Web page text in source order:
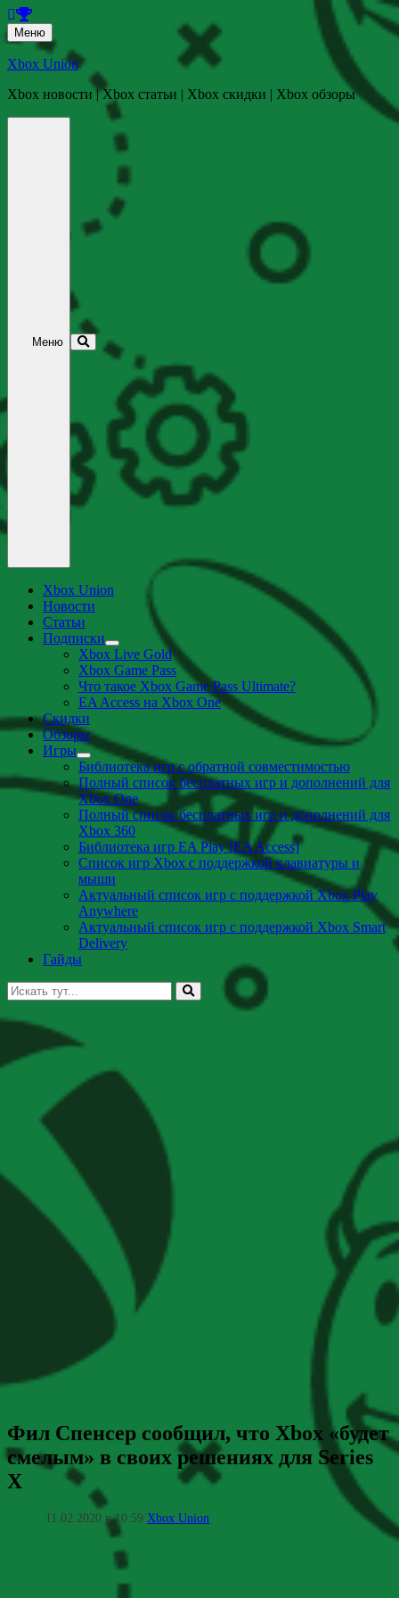
Меню Перейти
к
содержанию
Xbox Union
Xbox новости | Xbox статьи | Xbox скидки | Xbox обзоры
Меню
Перейти
содержанию
Xbox Union
Новости
Статьи
Подписки
раскрыть
дочернее
меню
Xbox Live Gold
Xbox Game Pass
Что такое Xbox Game Pass Ultimate?
EA Access на Xbox One
Скидки
Обзоры
Игры
раскрыть
дочернее
меню
Библиотека игр с обратной совместимостью
Полный список бесплатных игр и дополнений для
Xbox One
Полный список бесплатных игр и дополнений для
Xbox 360
Библиотека игр EA Play [EA Access]
Список игр Xbox c поддержкой клавиатуры и
мыши
Актуальный список игр с поддержкой Xbox Play
Anywhere
Актуальный список игр с поддержкой Xbox Smart
Delivery
Гайды
Искать:
Фил Спенсер сообщил, что Xbox «будет
смелым» в своих решениях для Series
X
11.02.2020 в 10:59 Xbox Union